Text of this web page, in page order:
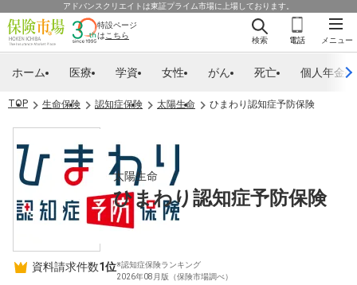
アドバンスクリエイトは東証プライム市場に上場しております。
メニュー
検索
特設ページ
は こちら
電話
ホーム 医療 学資 女性 がん 死亡 個人年金
TOP 生命保険 認知症保険 太陽生命 ひまわり認知症予防保険
太陽生命
ひまわり認知症予防保険
資料請求件数1位※認知症保険ランキング
2026年08月版（保険市場調べ）